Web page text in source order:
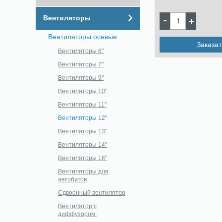
Вентиляторы
Вентиляторы осевые
Вентиляторы 6"
Вентиляторы 7"
Вентиляторы 9"
Вентиляторы 10"
Вентиляторы 11"
Вентиляторы 12"
Вентиляторы 13"
Вентиляторы 14"
Вентиляторы 16"
Вентиляторы для
автобусов
Сдвоенный вентилятор
Вентилятор с
диффузором.